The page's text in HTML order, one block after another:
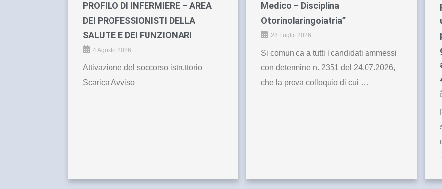
PROFILO DI INFERMIERE – AREA
DEI PROFESSIONISTI DELLA
SALUTE E DEI FUNZIONARI
4 Agosto 2026
Attivazione del soccorso istruttorio
Scarica Avviso
Medico – Disciplina
Otorinolaringoiatria”
28 Luglio 2026
Si comunica a tutti i candidati ammessi
con determine n. 2351 del 24.07.2026,
che la prova colloquio di cui …